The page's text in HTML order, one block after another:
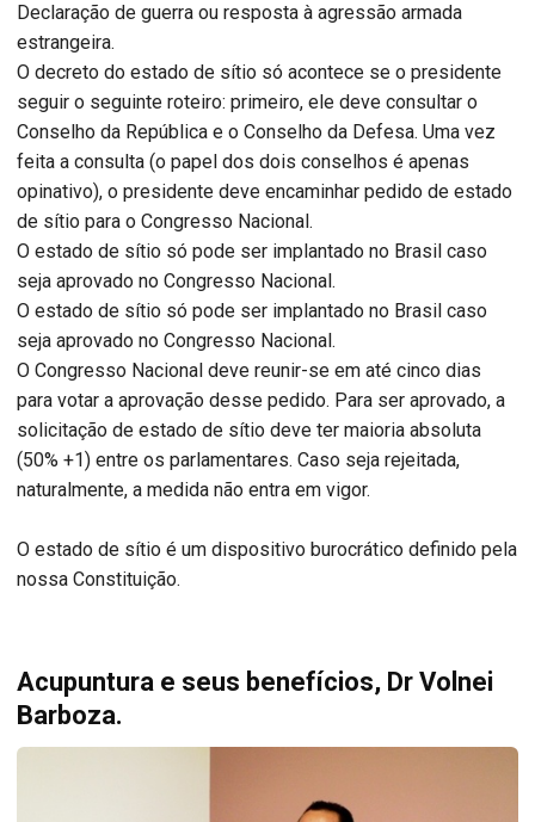
Declaração de guerra ou resposta à agressão armada
estrangeira.
O decreto do estado de sítio só acontece se o presidente
seguir o seguinte roteiro: primeiro, ele deve consultar o
Conselho da República e o Conselho da Defesa. Uma vez
feita a consulta (o papel dos dois conselhos é apenas
opinativo), o presidente deve encaminhar pedido de estado
de sítio para o Congresso Nacional.
O estado de sítio só pode ser implantado no Brasil caso
seja aprovado no Congresso Nacional.
O estado de sítio só pode ser implantado no Brasil caso
seja aprovado no Congresso Nacional.
O Congresso Nacional deve reunir-se em até cinco dias
para votar a aprovação desse pedido. Para ser aprovado, a
solicitação de estado de sítio deve ter maioria absoluta
(50% +1) entre os parlamentares. Caso seja rejeitada,
naturalmente, a medida não entra em vigor.
O estado de sítio é um dispositivo burocrático definido pela
nossa Constituição.
Acupuntura e seus benefícios, Dr Volnei
Barboza.